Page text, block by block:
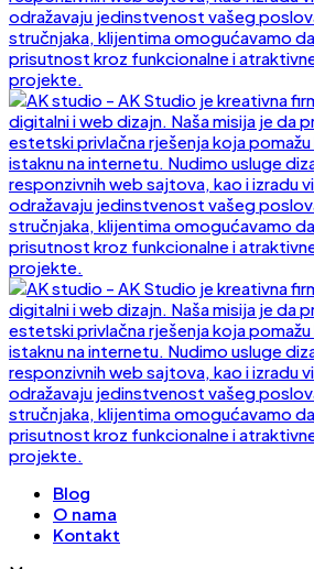
Blog
O nama
Kontakt